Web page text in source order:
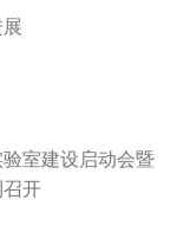
室建设启动会暨
开